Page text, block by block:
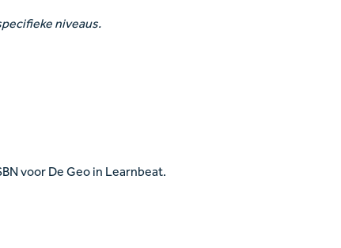
niveaus.
voor De Geo in Learnbeat.